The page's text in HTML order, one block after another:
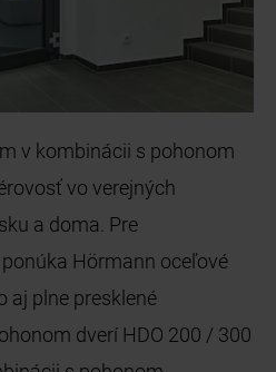
v kombinácii s pohonom
vo verejných
a doma. Pre
Hörmann oceľové
aj plne presklené
dverí HDO 200 / 300